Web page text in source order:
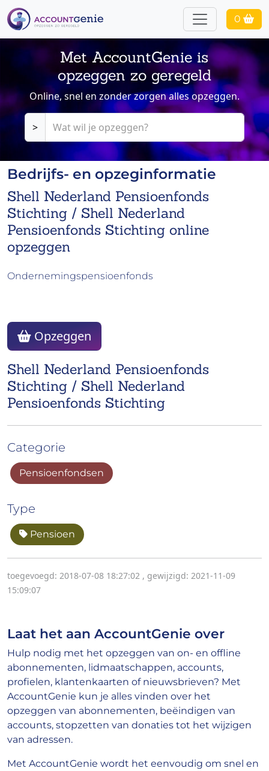
0
Met AccountGenie is
opzeggen zo geregeld
Online, snel en zonder zorgen alles opzeggen.
>
Bedrijfs- en opzeginformatie
Shell Nederland Pensioenfonds
Stichting / Shell Nederland
Pensioenfonds Stichting online
opzeggen
Ondernemingspensioenfonds
Shell Nederland Pensioenfonds
Stichting / Shell Nederland
Pensioenfonds Stichting
Opzeggen
Categorie
Pensioenfondsen
Type
Pensioen
toegevoegd: 2018-07-08 18:27:02 , gewijzigd: 2021-11-09
15:09:07
Laat het aan AccountGenie over
Hulp nodig met het opzeggen van on- en offline
abonnementen, lidmaatschappen, accounts,
profielen, klantenkaarten of nieuwsbrieven? Met
AccountGenie kun je alles vinden over het
opzeggen van abonnementen, beëindigen van
accounts, stopzetten van donaties tot het wijzigen
van adressen.
Met AccountGenie wordt het eenvoudig om snel en